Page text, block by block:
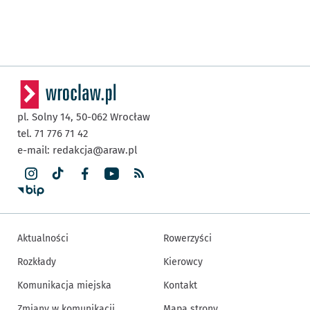
pl. Solny 14, 50-062 Wrocław
tel. 71 776 71 42
e-mail: redakcja@araw.pl
Aktualności
Rozkłady
Komunikacja miejska
Rowerzyści
Kierowcy
Kontakt